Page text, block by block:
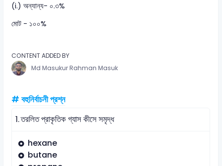
(i.) অন্যান্য- ০.৩%
মোট - ১০০%
CONTENT ADDED BY
Md Masukur Rahman Masuk
# বহুনির্বাচনী প্রশ্ন
1.তরলিত প্রাকৃতিক গ্যাস কীসে সমৃদ্ধ
hexane
butane